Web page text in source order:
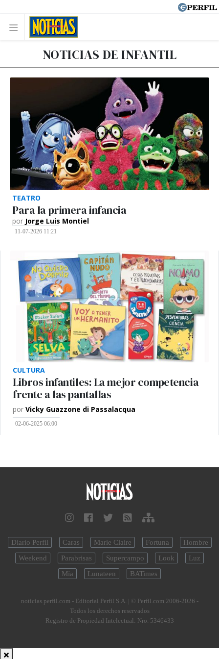
NOTICIAS DE INFANTIL
TEATRO
Para la primera infancia
por Jorge Luis Montiel
11-07-2026 11:21
CULTURA
Libros infantiles: La mejor competencia
frente a las pantallas
por Vicky Guazzone di Passalacqua
02-06-2025 06:00
Diario Perfil Caras Marie Claire Fortuna
Hombre
Weekend
Parabrisas Supercampo Look
Luz
Mía
Lunateen BATimes
noticias.perfil.com - Editorial Perfil S.A. | © Perfil.com 2006-2026 -
Todos los derechos reservados
Registro de Propiedad Intelectual: Nro. 5346433